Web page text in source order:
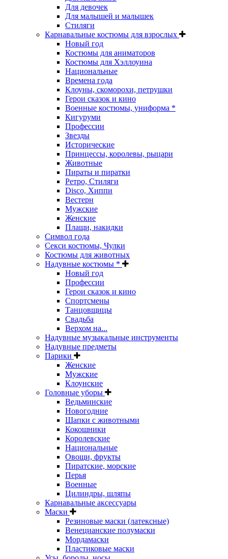
Для девочек
Для малышей и малышек
Стиляги
Карнавальные костюмы для взрослых
Новый год
Костюмы для аниматоров
Костюмы для Хэллоуина
Национальные
Времена года
Клоуны, скоморохи, петрушки
Герои сказок и кино
Военные костюмы, униформа *
Кигуруми
Профессии
Звезды
Исторические
Принцессы, королевы, рыцари
Животные
Пираты и пиратки
Ретро, Стиляги
Disco, Хиппи
Вестерн
Мужские
Женские
Плащи, накидки
Символ года
Секси костюмы, Чулки
Костюмы для животных
Надувные костюмы *
Новый год
Профессии
Герои сказок и кино
Спортсмены
Танцовщицы
Свадьба
Верхом на...
Надувные музыкальные инструменты
Надувные предметы
Парики
Женские
Мужские
Клоунские
Головные уборы
Ведьминские
Новогодние
Шапки с животными
Кокошники
Королевские
Национальные
Овощи, фрукты
Пиратские, морские
Перья
Военные
Цилиндры, шляпы
Карнавальные аксессуары
Маски
Резиновые маски (латексные)
Венецианские полумаски
Мордамаски
Пластиковые маски